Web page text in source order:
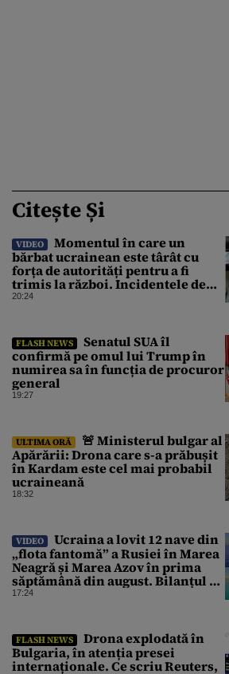
Citește Și
VIDEO
Momentul în care un
bărbat ucrainean este târât cu
forța de autorități pentru a fi
trimis la război. Incidentele de
acest fel sunt tot mai dese
20:24
FLASH NEWS
Senatul SUA îl
confirmă pe omul lui Trump în
numirea sa în funcția de procuror
general
19:27
ULTIMA ORĂ
🚨 Ministerul bulgar al
Apărării: Drona care s-a prăbușit
în Kardam este cel mai probabil
ucraineană
18:32
VIDEO
Ucraina a lovit 12 nave din
„flota fantomă” a Rusiei în Marea
Neagră și Marea Azov în prima
săptămână din august. Bilanțul a
ajuns la 218
17:24
FLASH NEWS
Drona explodată în
Bulgaria, în atenția presei
internaționale. Ce scriu Reuters,